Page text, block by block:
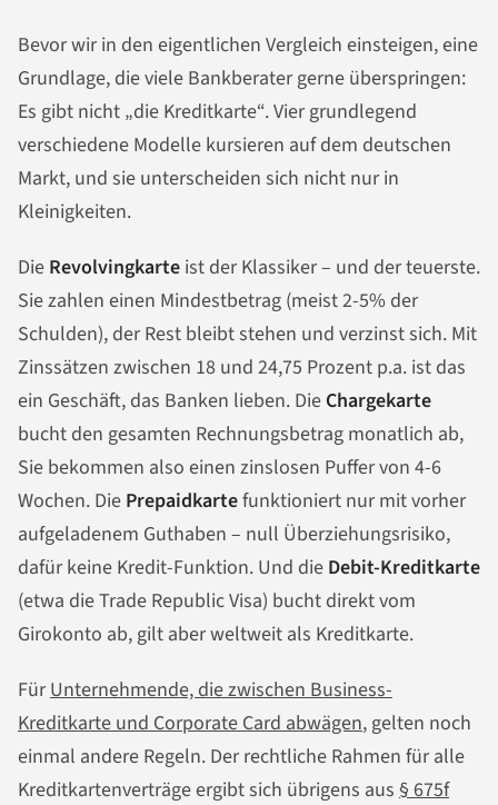
Bevor wir in den eigentlichen Vergleich einsteigen, eine
Grundlage, die viele Bankberater gerne überspringen:
Es gibt nicht „die Kreditkarte“. Vier grundlegend
verschiedene Modelle kursieren auf dem deutschen
Markt, und sie unterscheiden sich nicht nur in
Kleinigkeiten.
Die Revolvingkarte ist der Klassiker – und der teuerste.
Sie zahlen einen Mindestbetrag (meist 2-5% der
Schulden), der Rest bleibt stehen und verzinst sich. Mit
Zinssätzen zwischen 18 und 24,75 Prozent p.a. ist das
ein Geschäft, das Banken lieben. Die Chargekarte
bucht den gesamten Rechnungsbetrag monatlich ab,
Sie bekommen also einen zinslosen Puffer von 4-6
Wochen. Die Prepaidkartefunktioniert nur mit vorher
aufgeladenem Guthaben – null Überziehungsrisiko,
dafür keine Kredit-Funktion. Und die Debit-Kreditkarte
(etwa die Trade Republic Visa) bucht direkt vom
Girokonto ab, gilt aber weltweit als Kreditkarte.
FürUnternehmende, die zwischen Business-
Kreditkarte und Corporate Card abwägen, gelten noch
einmal andere Regeln. Der rechtliche Rahmen für alle
Kreditkartenverträge ergibt sich übrigens aus § 675f